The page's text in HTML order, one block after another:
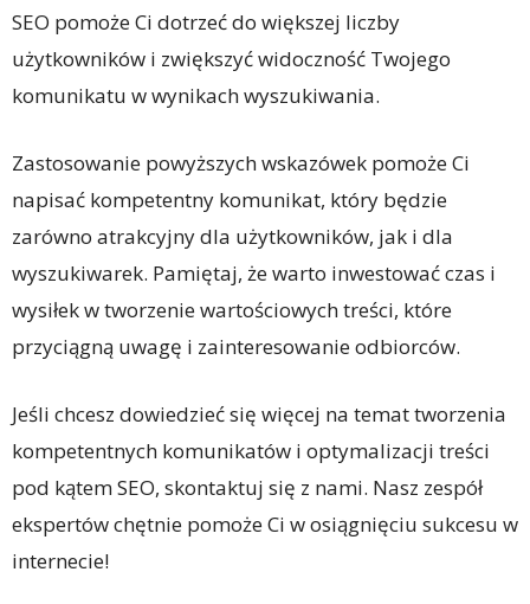
SEO pomoże Ci dotrzeć do większej liczby
użytkowników i zwiększyć widoczność Twojego
komunikatu w wynikach wyszukiwania.
Zastosowanie powyższych wskazówek pomoże Ci
napisać kompetentny komunikat, który będzie
zarówno atrakcyjny dla użytkowników, jak i dla
wyszukiwarek. Pamiętaj, że warto inwestować czas i
wysiłek w tworzenie wartościowych treści, które
przyciągną uwagę i zainteresowanie odbiorców.
Jeśli chcesz dowiedzieć się więcej na temat tworzenia
kompetentnych komunikatów i optymalizacji treści
pod kątem SEO, skontaktuj się z nami. Nasz zespół
ekspertów chętnie pomoże Ci w osiągnięciu sukcesu w
internecie!